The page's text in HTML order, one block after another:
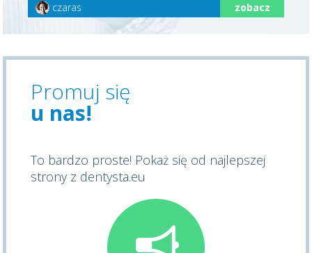
czaras zobacz
Promuj się
u nas!
To bardzo proste! Pokaż się od najlepszej
strony z dentysta.eu